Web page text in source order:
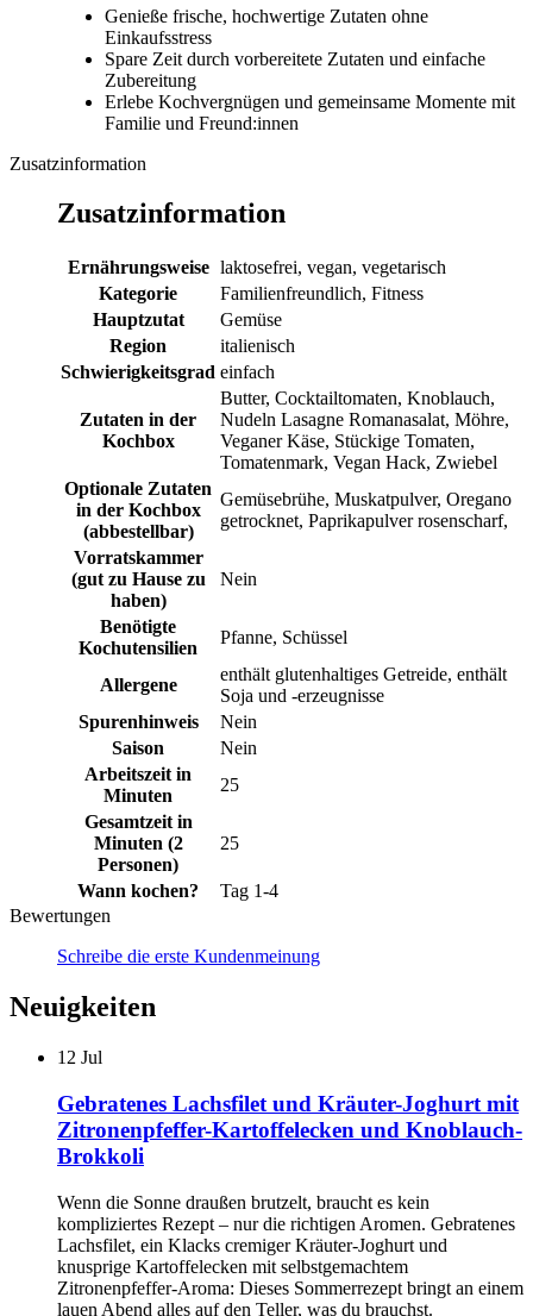
Genieße frische, hochwertige Zutaten ohne
Einkaufsstress
Spare Zeit durch vorbereitete Zutaten und einfache
Zubereitung
Erlebe Kochvergnügen und gemeinsame Momente mit
Familie und Freund:innen
Zusatzinformation
Zusatzinformation
Ernährungsweise laktosefrei, vegan, vegetarisch
Kategorie
Familienfreundlich, Fitness
Hauptzutat
Gemüse
Region
italienisch
Schwierigkeitsgrad einfach
Zutaten in der
Kochbox
Butter, Cocktailtomaten, Knoblauch,
Nudeln Lasagne Romanasalat, Möhre,
Veganer Käse, Stückige Tomaten,
Tomatenmark, Vegan Hack, Zwiebel
Optionale Zutaten
in der Kochbox
(abbestellbar)
Gemüsebrühe, Muskatpulver, Oregano
getrocknet, Paprikapulver rosenscharf,
Vorratskammer
(gut zu Hause zu
haben)
Nein
Benötigte
Kochutensilien
Pfanne, Schüssel
Allergene
enthält glutenhaltiges Getreide, enthält
Soja und -erzeugnisse
Spurenhinweis
Nein
Saison
Nein
Arbeitszeit in
Minuten
25
Gesamtzeit in
Minuten (2
Personen)
25
Wann kochen?
Tag 1-4
Bewertungen
Schreibe die erste Kundenmeinung
Neuigkeiten
12 Jul
Gebratenes Lachsfilet und Kräuter-Joghurt mit
Zitronenpfeffer-Kartoffelecken und Knoblauch-
Brokkoli
Wenn die Sonne draußen brutzelt, braucht es kein
kompliziertes Rezept – nur die richtigen Aromen. Gebratenes
Lachsfilet, ein Klacks cremiger Kräuter-Joghurt und
knusprige Kartoffelecken mit selbstgemachtem
Zitronenpfeffer-Aroma: Dieses Sommerrezept bringt an einem
lauen Abend alles auf den Teller, was du brauchst.